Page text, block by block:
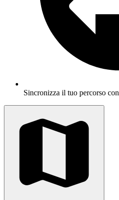
Sincronizza il tuo percorso con